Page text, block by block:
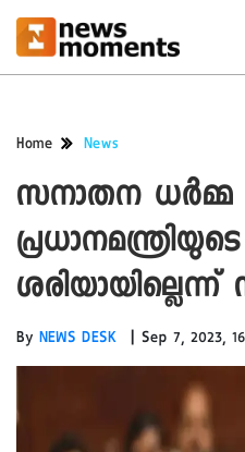
Home News
സനാതന ധര്‍മ്മ
ശരിയായില്ലെന്ന്
By NEWS DESK | Sep 7, 2023,